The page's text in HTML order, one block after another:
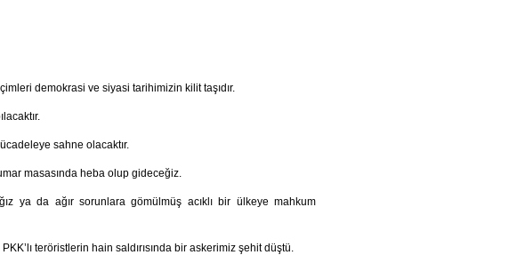
demokrasi ve siyasi tarihimizin kilit taşıdır.
sahne olacaktır.
masasında heba olup gideceğiz.
ya da ağır sorunlara gömülmüş acıklı bir ülkeye mahkum
teröristlerin hain saldırısında bir askerimiz şehit düştü.